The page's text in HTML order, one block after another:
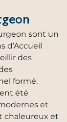
sont un
d’Accueil
des
formé.
été
et
chaleureux et